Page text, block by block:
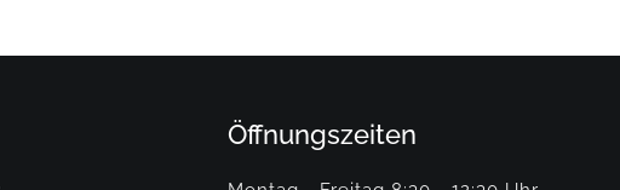
Öffnungszeiten